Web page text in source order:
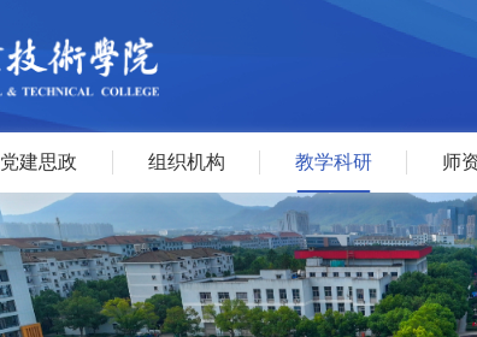
党建思政 组织机构 教学科研 师